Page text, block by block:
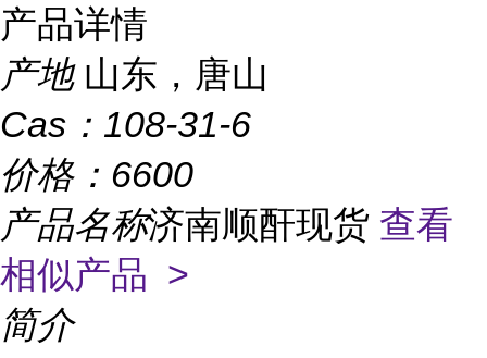
产品详情
产地 山东，唐山
Cas： 108-31-6
价格： 6600
产品名称济南顺酐现货 查看
相似产品 >
简介